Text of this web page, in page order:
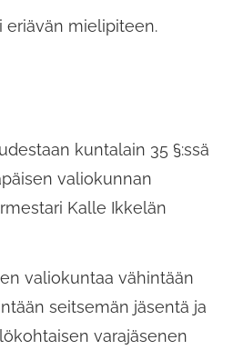
eriävän mielipiteen.
kuntalain 35 §:ssä
valiokunnan
Kalle Ikkelän
valiokuntaa vähintään
seitsemän jäsentä ja
varajäsenen